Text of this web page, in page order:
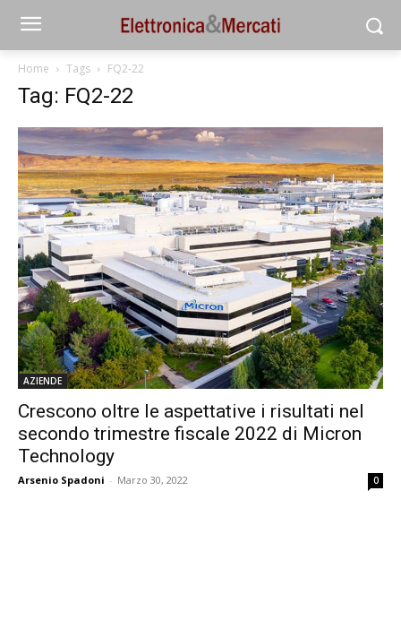
Home Tags FQ2-22
Tag: FQ2-22
AZIENDE
Crescono oltre le aspettative i risultati nel
secondo trimestre fiscale 2022 di Micron
Technology
Arsenio Spadoni - Marzo 30, 2022 0